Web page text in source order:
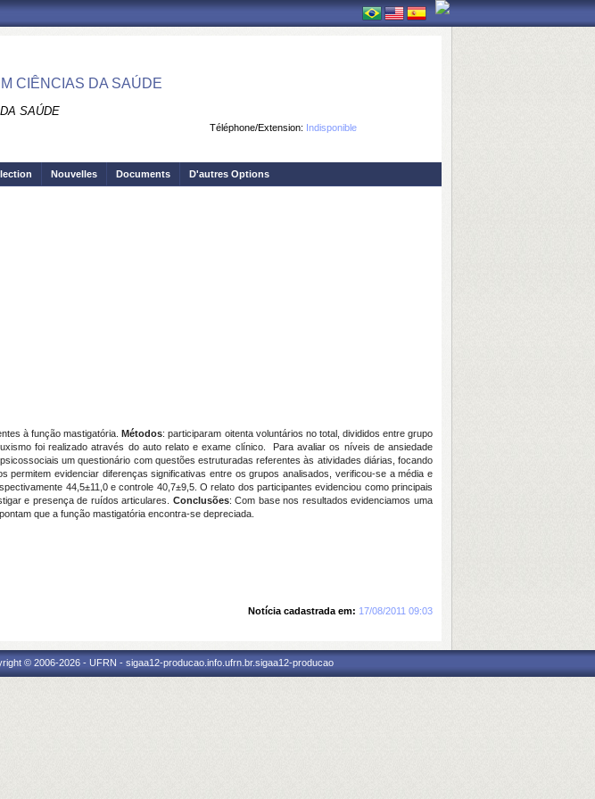
CIÊNCIAS DA SAÚDE
SAÚDE
Téléphone/Extension: Indisponible
Nouvelles Documents D'autres Options
à função mastigatória.Métodos: participaram oitenta voluntários no total, divididos entre grupo
foi realizado através do auto relato e exame clínico. Para avaliar os níveis de ansiedade
um questionário com questões estruturadas referentes às atividades diárias, focando
permitem evidenciar diferenças significativas entre os grupos analisados, verificou-se a média e
44,5±11,0 e controle 40,7±9,5. O relato dos participantes evidenciou como principais
e presença de ruídos articulares. Conclusões: Com base nos resultados evidenciamos uma
que a função mastigatória encontra-se depreciada.
Notícia cadastrada em: 17/08/2011 09:03
© 2006-2026 - UFRN - sigaa12-producao.info.ufrn.br.sigaa12-producao